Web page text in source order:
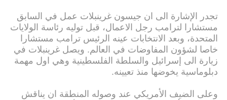
تجدر الإشارة الى ان جيسون غرينبلات عمل في السابق
مستشارا لترامب رجل الاعمال، قبل توليه رئاسة الولايات
المتحدة، وبعد الانتخابات عينه الرئيس ترامب مستشارا
خاصا لشؤون المفاوضات في العالم. ويصل غرينبلات في
زيارة الى إسرائيل والسلطة الفلسطينية وهي اول مهمة
دبلوماسية يخوضها منذ تعيينه.
وعلى الضيف الأمريكي عند وصوله المنطقة ان يناقش